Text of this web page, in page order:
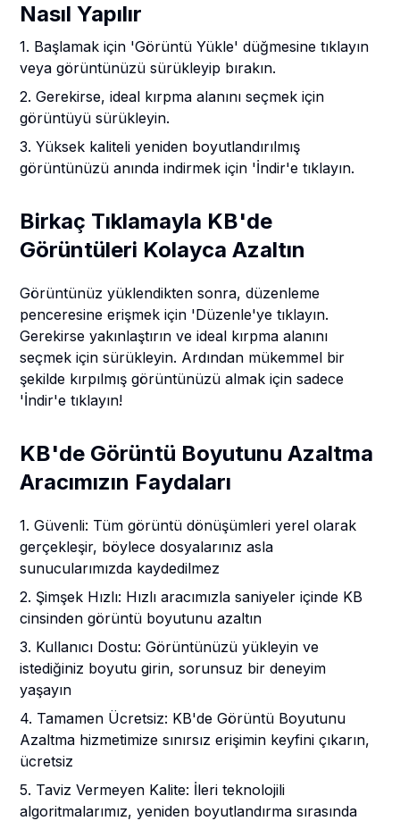
Nasıl Yapılır
1. Başlamak için 'Görüntü Yükle' düğmesine tıklayın
veya görüntünüzü sürükleyip bırakın.
2. Gerekirse, ideal kırpma alanını seçmek için
görüntüyü sürükleyin.
3. Yüksek kaliteli yeniden boyutlandırılmış
görüntünüzü anında indirmek için 'İndir'e tıklayın.
Birkaç Tıklamayla KB'de
Görüntüleri Kolayca Azaltın
Görüntünüz yüklendikten sonra, düzenleme
penceresine erişmek için 'Düzenle'ye tıklayın.
Gerekirse yakınlaştırın ve ideal kırpma alanını
seçmek için sürükleyin. Ardından mükemmel bir
şekilde kırpılmış görüntünüzü almak için sadece
'İndir'e tıklayın!
KB'de Görüntü Boyutunu Azaltma
Aracımızın Faydaları
1. Güvenli: Tüm görüntü dönüşümleri yerel olarak
gerçekleşir, böylece dosyalarınız asla
sunucularımızda kaydedilmez
2. Şimşek Hızlı: Hızlı aracımızla saniyeler içinde KB
cinsinden görüntü boyutunu azaltın
3. Kullanıcı Dostu: Görüntünüzü yükleyin ve
istediğiniz boyutu girin, sorunsuz bir deneyim
yaşayın
4. Tamamen Ücretsiz: KB'de Görüntü Boyutunu
Azaltma hizmetimize sınırsız erişimin keyfini çıkarın,
ücretsiz
5. Taviz Vermeyen Kalite: İleri teknolojili
algoritmalarımız, yeniden boyutlandırma sırasında